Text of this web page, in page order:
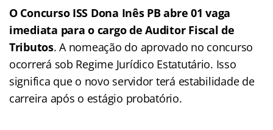
O Concurso ISS Dona Inês PB abre 01 vaga
imediata para o cargo de Auditor Fiscal de
Tributos. A nomeação do aprovado no concurso
ocorrerá sob Regime Jurídico Estatutário. Isso
significa que o novo servidor terá estabilidade de
carreira após o estágio probatório.